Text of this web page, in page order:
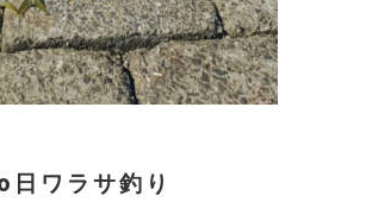
ワラサ釣り